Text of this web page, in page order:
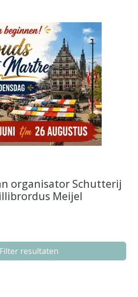
organisator Schutterij
Meijel
Filter resultaten